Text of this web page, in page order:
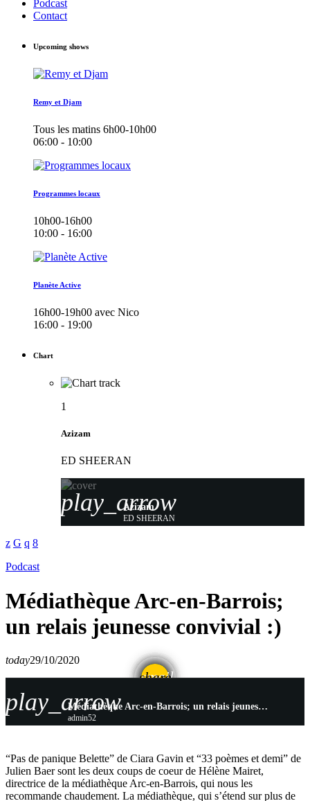
Podcast
Contact
Upcoming shows
Remy et Djam
Tous les matins 6h00-10h00
06:00 - 10:00
Programmes locaux
10h00-16h00
10:00 - 16:00
Planète Active
16h00-19h00 avec Nico
16:00 - 19:00
Chart
1
Azizam
ED SHEERAN
play_arrow
Azizam
ED SHEERAN
Podcast
Médiathèque Arc-en-Barrois;
un relais jeunesse convivial :)
today29/10/2020
share
email
play_arrow Médiathèque Arc-en-Barrois; un relais jeunesse convivial 🙂
admin52
“Pas de panique Belette” de Ciara Gavin et “33 poèmes et demi” de
Julien Baer sont les deux coups de coeur de Hélène Mairet,
directrice de la médiathèque Arc-en-Barrois, qui nous les
recommande chaudement. La médiathèque, qui s’étend sur plus de